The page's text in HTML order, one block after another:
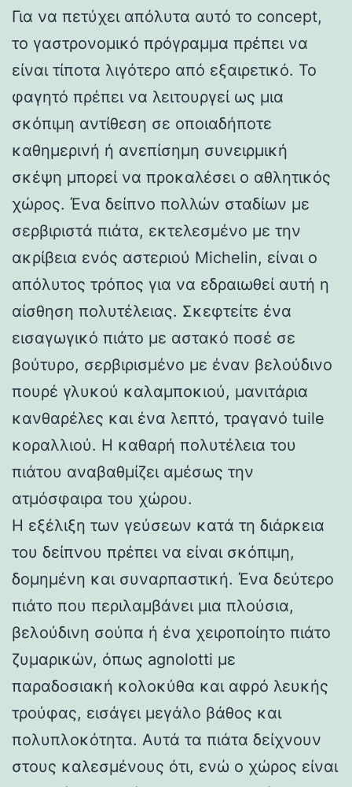
Για να πετύχει απόλυτα αυτό το concept,
το γαστρονομικό πρόγραμμα πρέπει να
είναι τίποτα λιγότερο από εξαιρετικό. Το
φαγητό πρέπει να λειτουργεί ως μια
σκόπιμη αντίθεση σε οποιαδήποτε
καθημερινή ή ανεπίσημη συνειρμική
σκέψη μπορεί να προκαλέσει ο αθλητικός
χώρος. Ένα δείπνο πολλών σταδίων με
σερβιριστά πιάτα, εκτελεσμένο με την
ακρίβεια ενός αστεριού Michelin, είναι ο
απόλυτος τρόπος για να εδραιωθεί αυτή η
αίσθηση πολυτέλειας. Σκεφτείτε ένα
εισαγωγικό πιάτο με αστακό ποσέ σε
βούτυρο, σερβιρισμένο με έναν βελούδινο
πουρέ γλυκού καλαμποκιού, μανιτάρια
κανθαρέλες και ένα λεπτό, τραγανό tuile
κοραλλιού. Η καθαρή πολυτέλεια του
πιάτου αναβαθμίζει αμέσως την
ατμόσφαιρα του χώρου.
Η εξέλιξη των γεύσεων κατά τη διάρκεια
του δείπνου πρέπει να είναι σκόπιμη,
δομημένη και συναρπαστική. Ένα δεύτερο
πιάτο που περιλαμβάνει μια πλούσια,
βελούδινη σούπα ή ένα χειροποίητο πιάτο
ζυμαρικών, όπως agnolotti με
παραδοσιακή κολοκύθα και αφρό λευκής
τρούφας, εισάγει μεγάλο βάθος και
πολυπλοκότητα. Αυτά τα πιάτα δείχνουν
στους καλεσμένους ότι, ενώ ο χώρος είναι